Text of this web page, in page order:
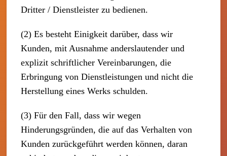
Dritter / Dienstleister zu bedienen.
(2) Es besteht Einigkeit darüber, dass wir
Kunden, mit Ausnahme anderslautender und
explizit schriftlicher Vereinbarungen, die
Erbringung von Dienstleistungen und nicht die
Herstellung eines Werks schulden.
(3) Für den Fall, dass wir wegen
Hinderungsgründen, die auf das Verhalten von
Kunden zurückgeführt werden können, daran